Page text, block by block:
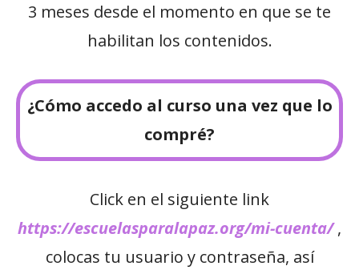
3 meses desde el momento en que se te
habilitan los contenidos.
¿Cómo accedo al curso una vez que lo
compré?
Click en el siguiente link
https://escuelasparalapaz.org/mi-cuenta/,
colocas tu usuario y contraseña, así